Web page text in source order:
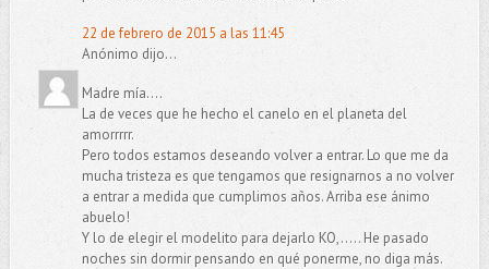
22 de febrero de 2015 a las 11:45
Anónimo dijo...
Madre mía....
La de veces que he hecho el canelo en el planeta del
amorrrrr.
Pero todos estamos deseando volver a entrar. Lo que me da
mucha tristeza es que tengamos que resignarnos a no volver
a entrar a medida que cumplimos años. Arriba ese ánimo
abuelo!
Y lo de elegir el modelito para dejarlo KO,..... He pasado
noches sin dormir pensando en qué ponerme, no diga más.